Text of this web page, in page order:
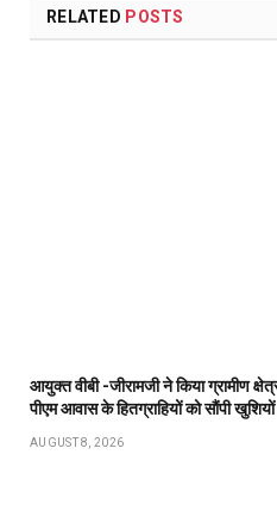
RELATED POSTS
आयुक्त वीबी -जीरामजी ने किया ग्रामीण
पीएम आवास के हितग्राहियों को सौंपी खुशियों
AUGUST 8, 2026